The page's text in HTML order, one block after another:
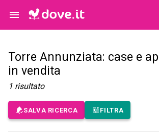
Torre Annunziata: case e
in vendita
1 risultato
SALVA RICERCA FILTRA